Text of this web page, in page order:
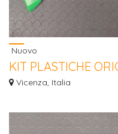
Nuovo
KIT PLASTICHE
2025 2026 OEM
Vicenza, Italia